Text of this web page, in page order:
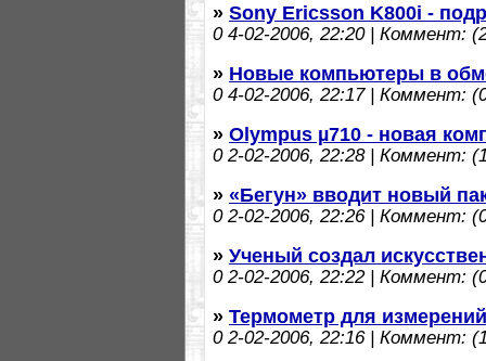
» Sony Ericsson K800i -
04-02-2006, 22:20 | Коммент:
» Новые компьютеры в
04-02-2006, 22:17 | Коммент:
» Olympus µ710 - новая
02-02-2006, 22:28 | Коммент:
» «Бегун» вводит новый
02-02-2006, 22:26 | Коммент:
» Ученый создал
02-02-2006, 22:22 | Коммент:
» Термометр для
02-02-2006, 22:16 | Коммент: